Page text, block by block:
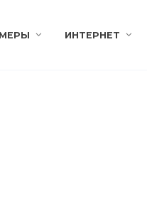
ИНТЕРНЕТ